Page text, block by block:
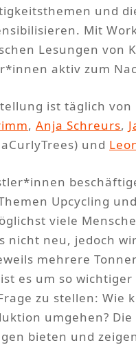
und
Mit
Lesungen von
aktiv zum
ist täglich
, Anja Schreurs,
und
Upcycling
viele
nicht neu, jedoch
mehrere
es um so
zu stellen: Wie
umgehen? Die
bieten und